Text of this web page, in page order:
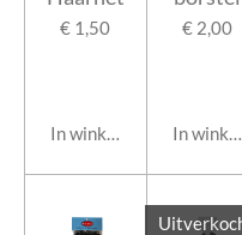
€ 1,50
In winkelwagen
€ 2,00
In